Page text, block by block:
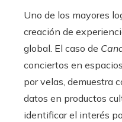
Uno de los mayores
creación de
global. El caso de
conciertos en
por velas, demuestra
datos en productos
identificar el interés